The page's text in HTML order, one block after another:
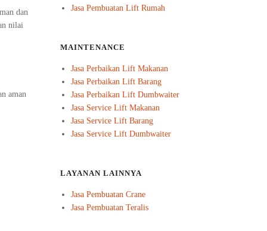
dan
nilai
aman
Jasa Pembuatan Lift Rumah
MAINTENANCE
Jasa Perbaikan Lift Makanan
Jasa Perbaikan Lift Barang
Jasa Perbaikan Lift Dumbwaiter
Jasa Service Lift Makanan
Jasa Service Lift Barang
Jasa Service Lift Dumbwaiter
LAYANAN LAINNYA
Jasa Pembuatan Crane
Jasa Pembuatan Teralis